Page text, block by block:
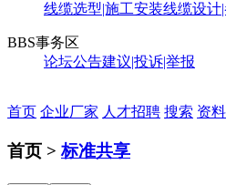
线缆选型|施工安装线缆设计
BBS事务区
论坛公告建议|投诉|举报
首页 企业厂家 人才招聘 搜索 资
首页 >标准共享